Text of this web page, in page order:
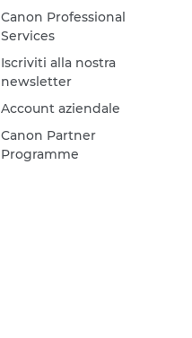
Canon Professional
Services
Iscriviti alla nostra
newsletter
Account aziendale
Canon Partner
Programme